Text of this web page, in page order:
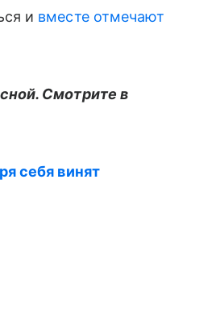
и вместе отмечают
Смотрите в
себя винят